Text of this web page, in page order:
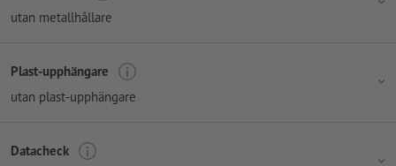
utan metallhållare
Plast-upphängare
utan plast-upphängare
Datacheck